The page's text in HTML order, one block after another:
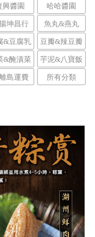
興醬園
哈哈醬園
坤昌行
魚丸&燕丸
&豆腐乳
豆瓣&辣豆瓣
&醃漬菜
芋泥&八寶飯
島運費 所有分類